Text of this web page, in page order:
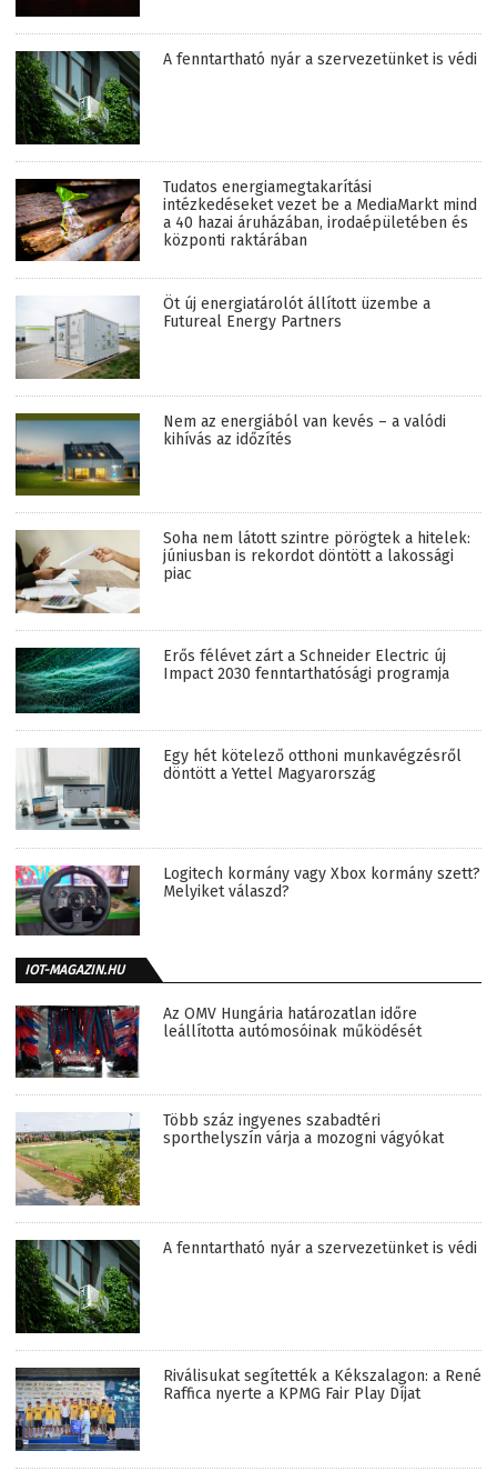
A fenntartható nyár a szervezetünket is védi
Tudatos energiamegtakarítási
intézkedéseket vezet be a MediaMarkt mind
a 40 hazai áruházában, irodaépületében és
központi raktárában
Öt új energiatárolót állított üzembe a
Futureal Energy Partners
Nem az energiából van kevés – a valódi
kihívás az időzítés
Soha nem látott szintre pörögtek a hitelek:
júniusban is rekordot döntött a lakossági
piac
Erős félévet zárt a Schneider Electric új
Impact 2030 fenntarthatósági programja
Egy hét kötelező otthoni munkavégzésről
döntött a Yettel Magyarország
Logitech kormány vagy Xbox kormány szett?
Melyiket válaszd?
IOT-MAGAZIN.HU
Az OMV Hungária határozatlan időre
leállította autómosóinak működését
Több száz ingyenes szabadtéri
sporthelyszín várja a mozogni vágyókat
A fenntartható nyár a szervezetünket is védi
Riválisukat segítették a Kékszalagon: a René
Raffica nyerte a KPMG Fair Play Díjat